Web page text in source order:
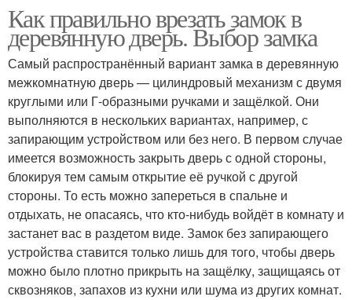
Как правильно врезать замок в
деревянную дверь. Выбор замка
Самый распространённый вариант замка в деревянную
межкомнатную дверь — цилиндровый механизм с двумя
круглыми или Г-образными ручками и защёлкой. Они
выполняются в нескольких вариантах, например, с
запирающим устройством или без него. В первом случае
имеется возможность закрыть дверь с одной стороны,
блокируя тем самым открытие её ручкой с другой
стороны. То есть можно запереться в спальне и
отдыхать, не опасаясь, что кто-нибудь войдёт в комнату и
застанет вас в раздетом виде. Замок без запирающего
устройства ставится только лишь для того, чтобы дверь
можно было плотно прикрыть на защёлку, защищаясь от
сквозняков, запахов из кухни или шума из других комнат.